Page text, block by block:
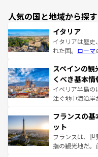
人気の国と地域から探す
イタリア
イタリアは歴
れた国。 ローマ
ろん、トスカ
景など、自然景
ピザやパスタ
できる。朝目覚
なお、新着のイ
しい。
スペインの
くべき基本情
イベリア半島の
注ぐ地中海沿岸
文化が根付くこ
れる闘牛、そし
る。首都マドリ
アートに溢れた
フランスの
ット
フランスは、
指の観光地だ。